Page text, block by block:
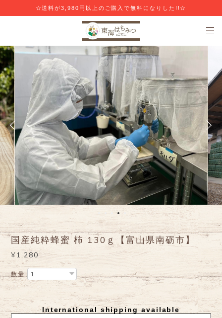
☆送料が3,980円以上のご購入で無料になりした!!☆
国産純粋蜂蜜 柿 130ｇ【富山県南砺市】
¥1,280
数量
International shipping available